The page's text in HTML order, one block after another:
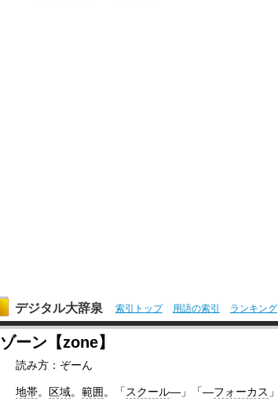
デジタル大辞泉 索引トップ 用語の索引 ランキング
ゾーン【zone】
読み方：ぞーん
地帯。 区域。範囲 。「 スクール―」「―フォーカス 」